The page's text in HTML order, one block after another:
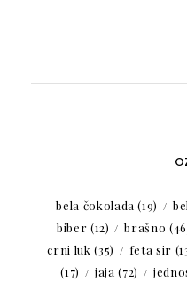
bela čokolada (19)
biber (12) brašno
crni luk (35) feta sir
(17)
jaja (72)